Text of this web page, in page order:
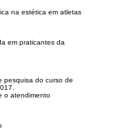
na estética em atletas
em praticantes da
pesquisa do curso de
o atendimento